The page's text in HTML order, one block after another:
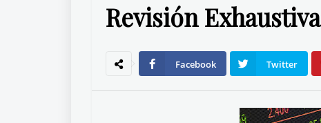
Revisión Exhaustiva
Facebook Twitter